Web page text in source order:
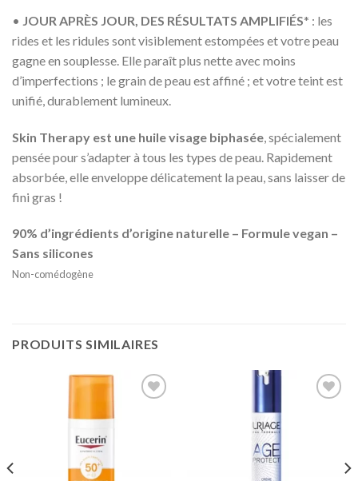
• JOUR APRÈS JOUR, DES RÉSULTATS AMPLIFIÉS* : les
rides et les ridules sont visiblement estompées et votre peau
gagne en souplesse. Elle paraît plus nette avec moins
d’imperfections ; le grain de peau est affiné ; et votre teint est
unifié, durablement lumineux.
Skin Therapy est une huile visage biphasée , spécialement
pensée pour s’adapter à tous les types de peau. Rapidement
absorbée, elle enveloppe délicatement la peau, sans laisser de
fini gras !
90% d’ingrédients d’origine naturelle – Formule vegan –
Sans silicones
Non-comédogène
PRODUITS SIMILAIRES